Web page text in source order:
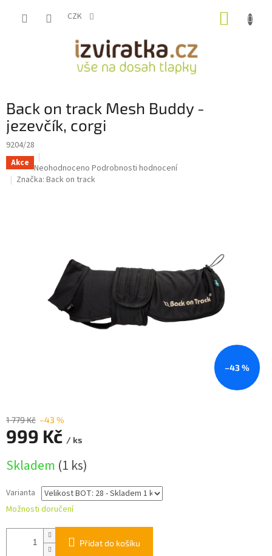
CZK
Back on track Mesh Buddy -
jezevčík, corgi
9204/28
Akce Průměrné
hodnocení
Neohodnoceno Podrobnosti hodnocení
Značka: Back on track
–43 %
1 779 Kč –43 %
999 Kč / ks
cena:
Skladem (1 ks)
Varianta
Možnosti doručení
Přidat do košíku